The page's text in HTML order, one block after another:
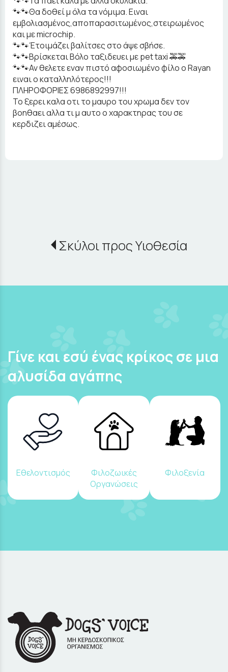
🐾🐾Θα δοθεί μ όλα τα νόμιμα. Ειναι
εμβολιασμένος,αποπαρασιτωμένος,στειρωμένος
και με microchip.
🐾🐾Έτοιμάζει βαλίτσες στο άψε σβήσε.
🐾🐾Βρίσκεται Βόλο ταξιδευει με pet taxi 🚕🚕
🐾🐾Αν θελετε εναν πιστό αφοσιωμένο φίλο ο Rayan
ειναι ο καταλληλότερος!!!
ΠΛΗΡΟΦΟΡΙΕΣ 6986892997!!!
Το ξερει καλα οτι το μαυρο του χρωμα δεν τον
βοηθαει αλλα τι μ αυτο ο χαρακτηρας του σε
κερδιζει αμέσως.
Σκύλοι προς Υιοθεσία
Γίνε και εσύ ένας κρίκος σε μια
αλυσίδα αγάπης
Εθελοντισμός
Φιλοζωικές
Οργανώσεις
Φιλοξενία